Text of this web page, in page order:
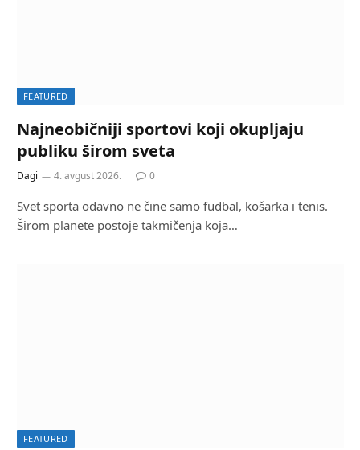
FEATURED
Najneobičniji sportovi koji okupljaju
publiku širom sveta
Dagi 4. avgust 2026. 0
Svet sporta odavno ne čine samo fudbal, košarka i tenis.
Širom planete postoje takmičenja koja…
FEATURED